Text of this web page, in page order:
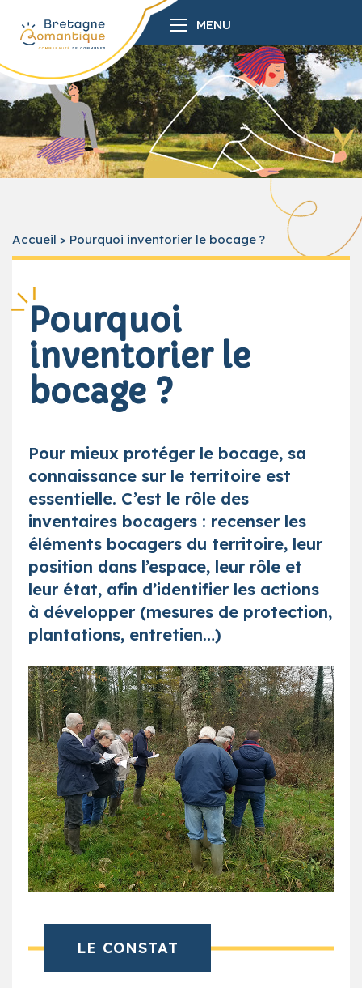
MENU
Accueil > Pourquoi inventorier le bocage ?
Pourquoi
inventorier le
bocage ?
Pour mieux protéger le bocage, sa
connaissance sur le territoire est
essentielle. C’est le rôle des
inventaires bocagers : recenser les
éléments bocagers du territoire, leur
position dans l’espace, leur rôle et
leur état, afin d’identifier les actions
à développer (mesures de protection,
plantations, entretien…)
LE CONSTAT